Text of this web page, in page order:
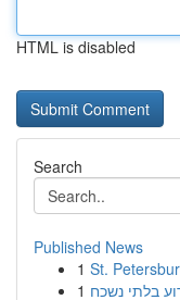
HTML is disabled
Search
Published News
1 St.
1 בלתי נשכח